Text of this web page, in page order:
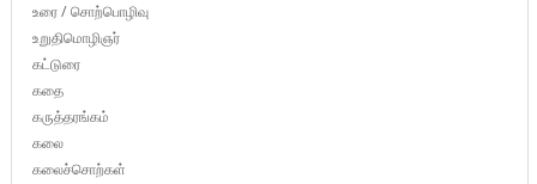
உரை / சொற்பொழிவு
உறுதிமொழிஞர்
கட்டுரை
கதை
கருத்தரங்கம்
கலை
கலைச்சொற்கள்